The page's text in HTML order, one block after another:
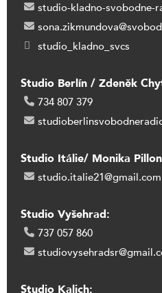
studio-kladno-svobodne-
studio_kladno_svcs
Studio Berlín / Zdeněk
734 807 379
Studio Itálie/ Monika
studio.italie21@gmail.com
Studio Vyšehrad:
737 057 860
Studio Kalich: